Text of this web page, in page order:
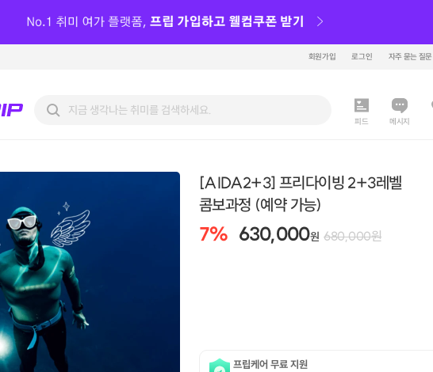
회원가입 로그인 자주 묻는 질문
피드 메시지
[AIDA2+3] 프리다이빙 2+3레벨
콤보과정 (예약 가능)
7% 630,000원 680,000원
프립케어 무료 지원